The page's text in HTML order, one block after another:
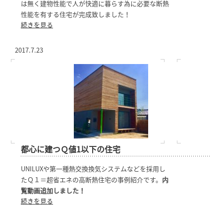
は無く建物性能で人が快適に暮らす為に必要な断熱
性能を有する住宅が完成致しました！
続きを見る
2017.7.23
都心に建つＱ値1以下の住宅
UNILUXや第一種熱交換換気システムなどを採用し
たＱ１＝超省エネの高断熱住宅の事例紹介です。 内
覧動画追加しました！
続きを見る